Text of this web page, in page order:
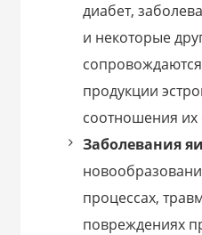
диабет,
и некоторые
продукции
соотношения их
Заболевания
процессах,
повреждениях